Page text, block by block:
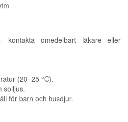
kontakta omedelbart läkare eller
(20–25 °C).
solljus.
för barn och husdjur.